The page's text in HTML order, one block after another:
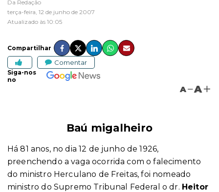
Da Redação
terça-feira, 12 de junho de 2007
Atualizado às 10:05
Compartilhar
Comentar
Siga-nos
no
A A
Baú migalheiro
Há 81 anos, no dia 12 de junho de 1926,
preenchendo a vaga ocorrida com o falecimento
do ministro Herculano de Freitas, foi nomeado
ministro do Supremo Tribunal Federal o dr. Heitor